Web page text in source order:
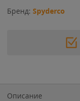
Бренд: Spyderco
Описание